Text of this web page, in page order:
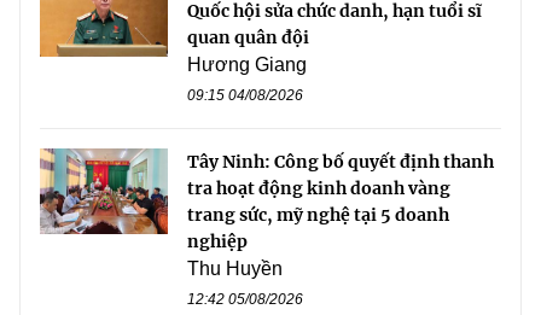
Quốc hội sửa chức danh, hạn tuổi sĩ
quan quân đội
Hương Giang
09:15 04/08/2026
Tây Ninh: Công bố quyết định thanh
tra hoạt động kinh doanh vàng
trang sức, mỹ nghệ tại 5 doanh
nghiệp
Thu Huyền
12:42 05/08/2026